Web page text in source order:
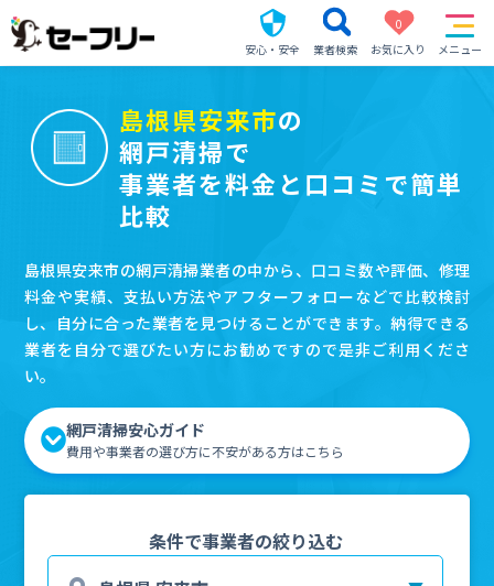
安心・安全 業者検索
0
お気に入り
メニュー
島根県安来市の
網戸清掃で
事業者を料金と口コミで簡単
比較
島根県安来市の網戸清掃業者の中から、口コミ数や評価、修理
料金や実績、支払い方法やアフターフォローなどで比較検討
し、自分に合った業者を見つけることができます。納得できる
業者を自分で選びたい方にお勧めですので是非ご利用くださ
い。
網戸清掃安心ガイド
費用や事業者の選び方に不安がある方はこちら
条件で事業者の絞り込む